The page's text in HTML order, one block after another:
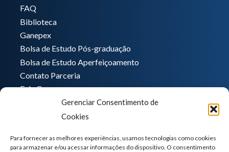
Gerenciar Consentimento de
Cookies
Para fornecer as melhores experiências, usamos tecnologias como cookies
para armazenar e/ou acessar informações do dispositivo. O consentimento
FAQ
Biblioteca
Ganepex
Bolsa de Estudo Pós-graduação
Bolsa de Estudo Aperfeiçoamento
Contato Parceria
Fale Conosco
informatica@ganeplar.com.br